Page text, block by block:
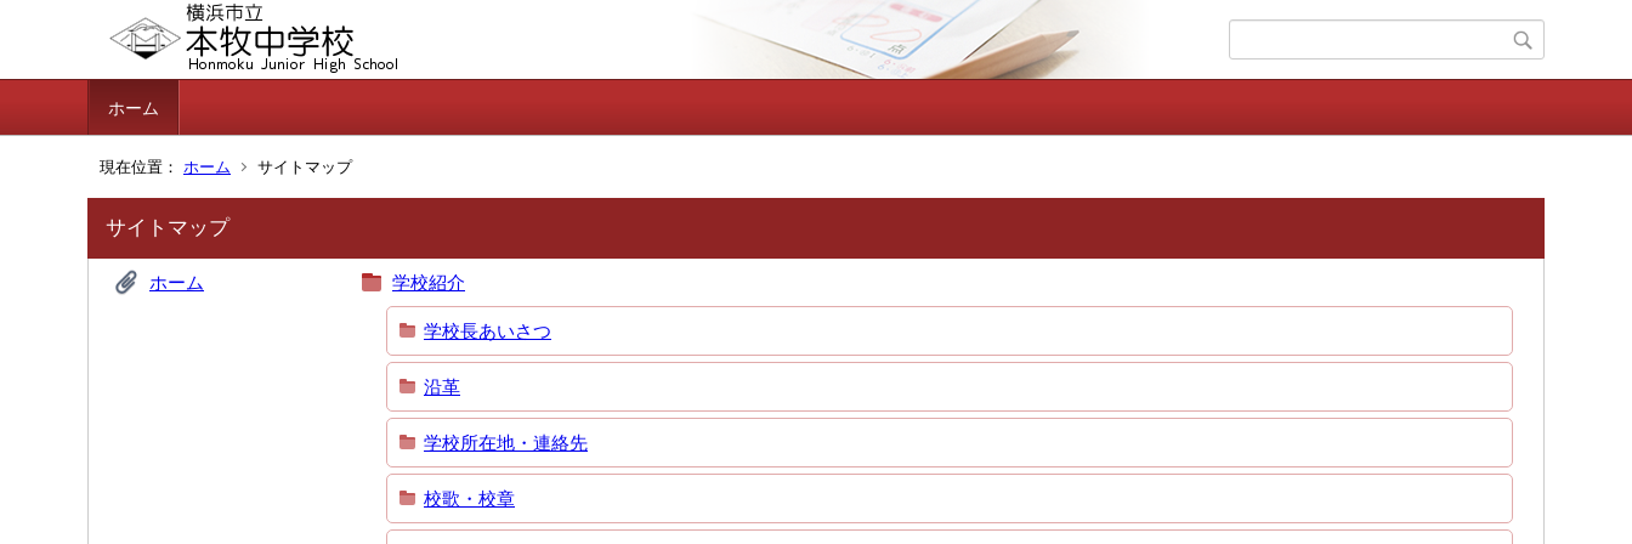
ホーム
現在位置： ホーム サイトマップ
サイトマップ
ホーム 学校紹介
学校長あいさつ
沿革
学校所在地・連絡先
校歌・校章